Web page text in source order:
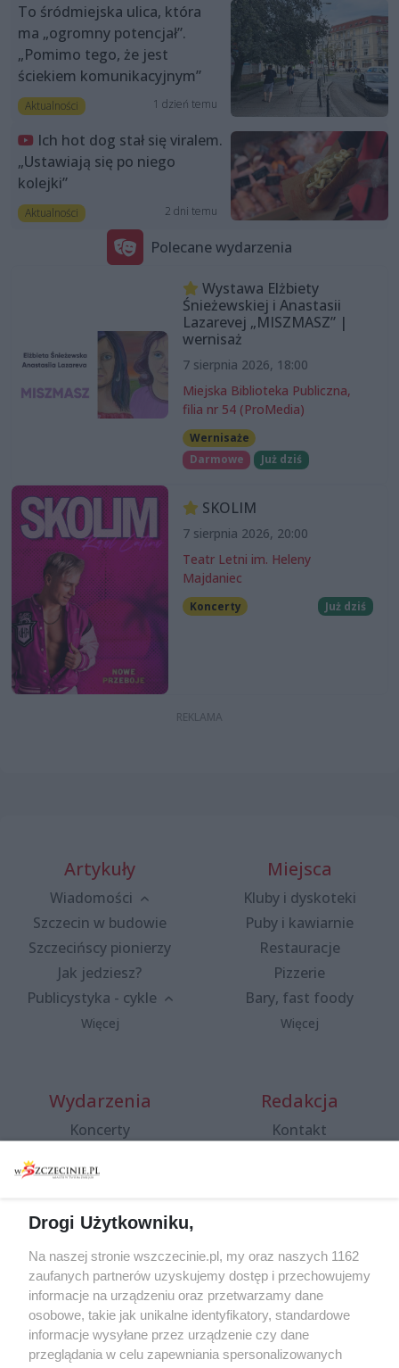
To śródmiejska ulica, która
ma „ogromny potencjał”.
„Pomimo tego, że jest
ściekiem komunikacyjnym”
Aktualności 1 dzień temu
Ich hot dog stał się viralem.
„Ustawiają się po niego
kolejki”
Aktualności 2 dni temu
Polecane wydarzenia
Wystawa Elżbiety
Śnieżewskiej i Anastasii
Lazarevej „MISZMASZ” |
wernisaż
7 sierpnia 2026, 18:00
Miejska Biblioteka Publiczna,
filia nr 54 (ProMedia)
Wernisaże
Darmowe
Już dziś
SKOLIM
7 sierpnia 2026, 20:00
Teatr Letni im. Heleny
Majdaniec
Koncerty Już dziś
Artykuły
Wiadomości
Szczecin w budowie
Szczecińscy pionierzy
Jak jedziesz?
Publicystyka - cykle
Więcej
Miejsca
Kluby i dyskoteki
Puby i kawiarnie
Restauracje
Pizzerie
Bary, fast foody
Więcej
Wydarzenia
Koncerty
Spacery i oprowadzania
targi
Wernisaże
Więcej
Redakcja
Kontakt
Specjalny koncert z okazji
20. urodzin portalu
wSzczecinie.pl
Regulamin konkursów
śniadaniówka "Hej
Szczecin! Jest piątek!"
Drogi Użytkowniku,
Na naszej stronie wszczecinie.pl, my oraz naszych 1162
zaufanych partnerów uzyskujemy dostęp i przechowujemy
informacje na urządzeniu oraz przetwarzamy dane
osobowe, takie jak unikalne identyfikatory, standardowe
informacje wysyłane przez urządzenie czy dane
przeglądania w celu zapewniania spersonalizowanych